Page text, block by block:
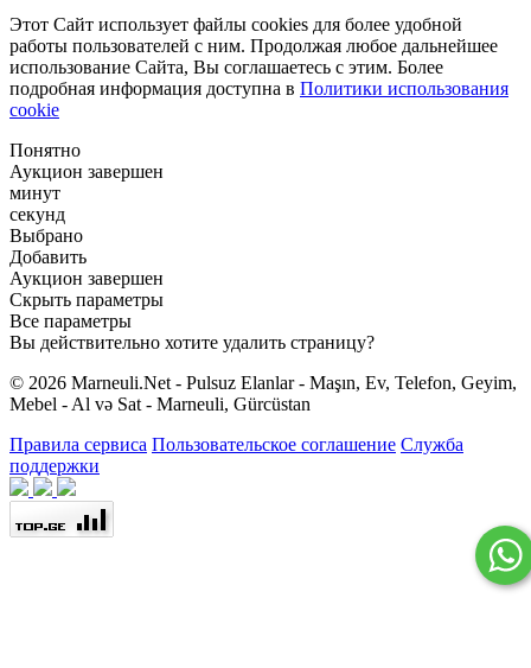
Этот Сайт использует файлы cookies для более удобной
работы пользователей с ним. Продолжая любое дальнейшее
использование Сайта, Вы соглашаетесь с этим. Более
подробная информация доступна в Политики использования
cookie
Понятно
Аукцион завершен
минут
секунд
Выбрано
Добавить
Аукцион завершен
Скрыть параметры
Все параметры
Вы действительно хотите удалить страницу?
© 2026 Marneuli.Net - Pulsuz Elanlar - Maşın, Ev, Telefon, Geyim,
Mebel - Al və Sat - Marneuli, Gürcüstan
Правила сервиса Пользовательское соглашение Служба
поддержки